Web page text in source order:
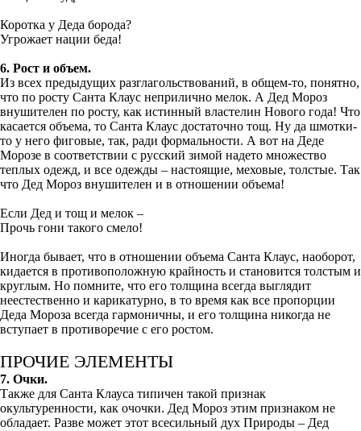
Коротка у Деда борода?
Угрожает нации беда!
6. Рост и объем.
Из всех предыдущих разглагольствований, в общем-то, понятно,
что по росту Санта Клаус неприлично мелок. А Дед Мороз
внушителен по росту, как истинный властелин Нового года! Что
касается объема, то Санта Клаус достаточно тощ. Ну да шмотки-
то у него фиговые, так, ради формальности. А вот на Деде
Морозе в соответствии с русский зимой надето множество
теплых одежд, и все одежды – настоящие, меховые, толстые. Так
что Дед Мороз внушителен и в отношении объема!
Если Дед и тощ и мелок –
Прочь гони такого смело!
Иногда бывает, что в отношении объема Санта Клаус, наоборот,
кидается в противоположную крайность и становится толстым и
круглым. Но помните, что его толщина всегда выглядит
неестественно и карикатурно, в то время как все пропорции
Деда Мороза всегда гармоничны, и его толщина никогда не
вступает в противоречие с его ростом.
ПРОЧИЕ ЭЛЕМЕНТЫ
7. Очки.
Также для Санта Клауса типичен такой признак
окультуренности, как очочки. Дед Мороз этим признаком не
обладает. Разве может этот всесильный дух Природы – Дед